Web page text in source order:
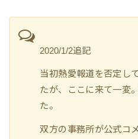
2020/1/2追記
当初熱愛報道を否定し
たが、ここに来て一変
た。
双方の事務所が公式コ